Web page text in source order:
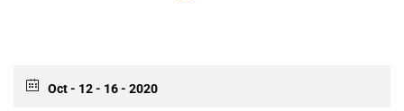
Oct - 12 - 16 - 2020